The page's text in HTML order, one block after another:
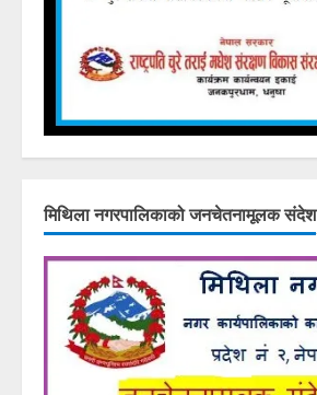
मिथिला नगरपालिकाको जनचेतनामूलक संदेश